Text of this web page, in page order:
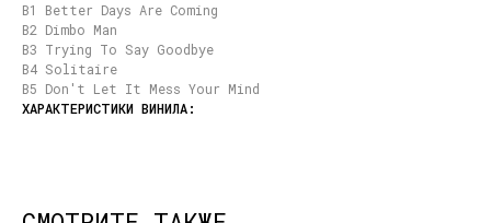
B1 Better Days Are Coming
B2 Dimbo Man
B3 Trying To Say Goodbye
B4 Solitaire
B5 Don't Let It Mess Your Mind